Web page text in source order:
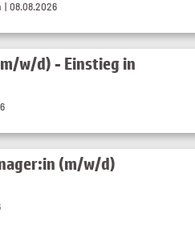
| 08.08.2026
w/d) - Einstieg in
(m/w/d)